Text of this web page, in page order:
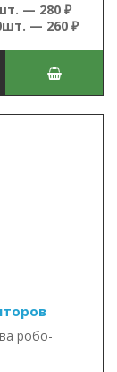
— 280 ₽
— 260 ₽
робо-